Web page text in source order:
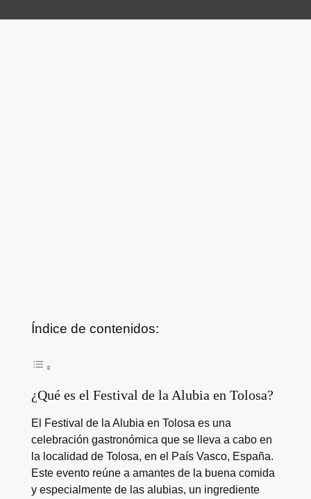
Índice de contenidos:
¿Qué es el Festival de la Alubia en Tolosa?
El Festival de la Alubia en Tolosa es una
celebración gastronómica que se lleva a cabo en
la localidad de Tolosa, en el País Vasco, España.
Este evento reúne a amantes de la buena comida
y especialmente de las alubias, un ingrediente